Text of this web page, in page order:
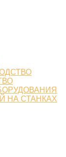
НА СТАНКАХ